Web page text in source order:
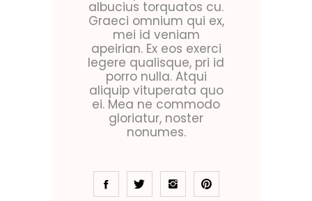
albucius torquatos cu.
Graeci omnium qui ex,
mei id veniam
apeirian. Ex eos exerci
legere qualisque, pri id
porro nulla. Atqui
aliquip vituperata quo
ei. Mea ne commodo
gloriatur, noster
nonumes.